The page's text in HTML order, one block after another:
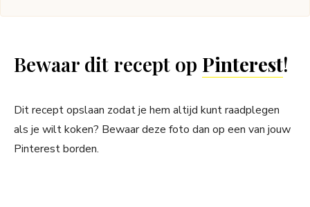
Bewaar dit recept op Pinterest!
Dit recept opslaan zodat je hem altijd kunt raadplegen
als je wilt koken? Bewaar deze foto dan op een van jouw
Pinterest borden.